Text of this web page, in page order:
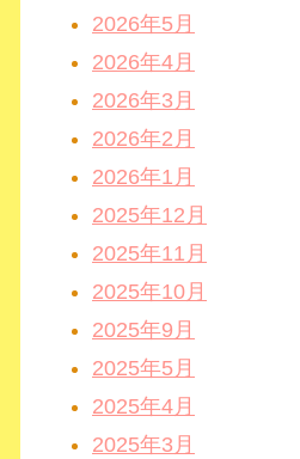
2026年5月
2026年4月
2026年3月
2026年2月
2026年1月
2025年12月
2025年11月
2025年10月
2025年9月
2025年5月
2025年4月
2025年3月